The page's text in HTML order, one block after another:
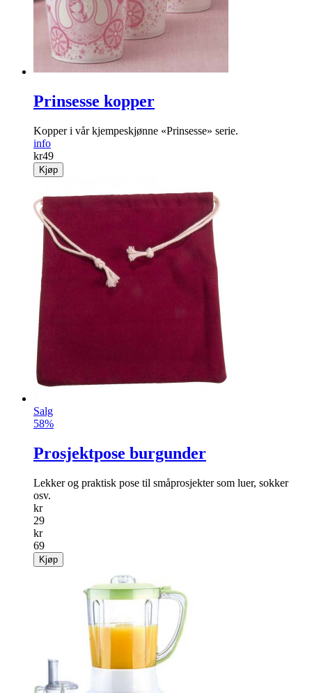
Prinsesse kopper
Kopper i vår kjempeskjønne «Prinsesse» serie.
info
kr49
Kjøp
Salg
58%
Prosjektpose burgunder
Lekker og praktisk pose til småprosjekter som luer, sokker
osv.
kr
29
kr
69
Kjøp